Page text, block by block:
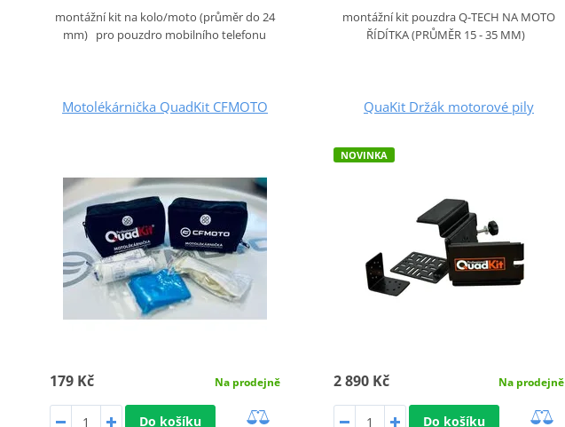
montážní kit na kolo/moto (průměr do 24
mm) pro pouzdro mobilního telefonu
montážní kit pouzdra Q-TECH NA MOTO
ŘÍDÍTKA (PRŮMĚR 15 - 35 MM)
Motolékárnička QuadKit CFMOTO
179 Kč Na prodejně
Do košíku
QuaKit Držák motorové pily
NOVINKA
2 890 Kč Na prodejně
Do košíku